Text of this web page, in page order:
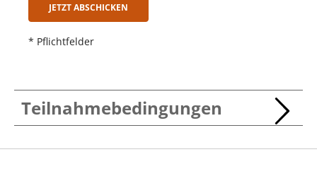
JETZT ABSCHICKEN
* Pflichtfelder
Teilnahmebedingungen